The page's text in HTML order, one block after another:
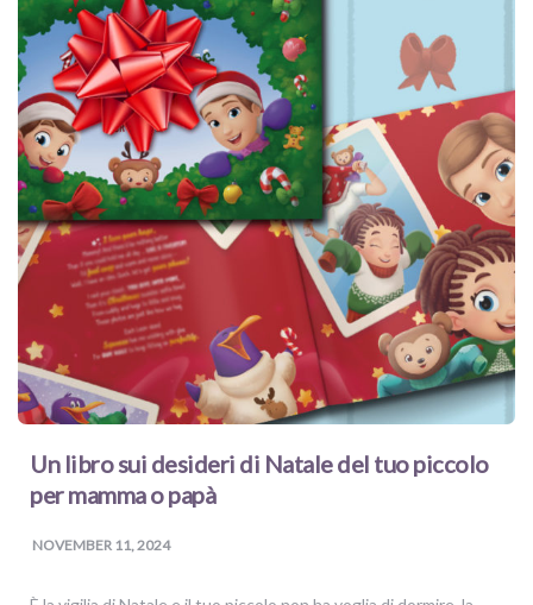
Un libro sui desideri di Natale del tuo piccolo
per mamma o papà
NOVEMBER 11, 2024